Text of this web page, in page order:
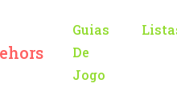
Guias
De
Jogo